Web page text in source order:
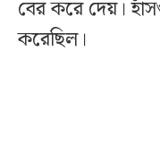
বের করে দেয়।
করেছিল।